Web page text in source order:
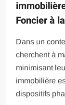
Foncier à
Dans un
cherchent à
minimisant
immobilière
dispositifs